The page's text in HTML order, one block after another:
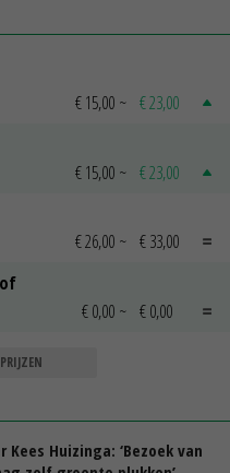
€ 15,00 ~ € 23,00
€ 15,00 ~ € 23,00
€ 26,00 ~ € 33,00
€ 0,00 ~ € 0,00
Huizinga: ‘Bezoek van